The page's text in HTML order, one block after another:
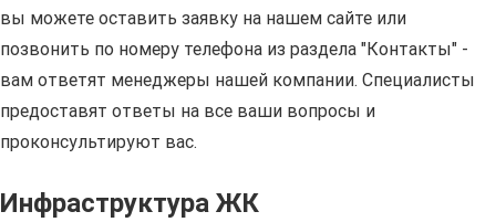
вы можете оставить заявку на нашем сайте или
позвонить по номеру телефона из раздела "Контакты" -
вам ответят менеджеры нашей компании. Специалисты
предоставят ответы на все ваши вопросы и
проконсультируют вас.
Инфраструктура ЖК